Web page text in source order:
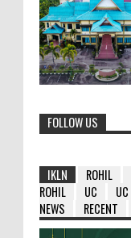
FOLLOW US
IKLN ROHIL
ROHIL
UC UC
NEWS
RECENT